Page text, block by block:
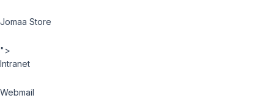
Jomaa Store
">
Intranet
Webmail